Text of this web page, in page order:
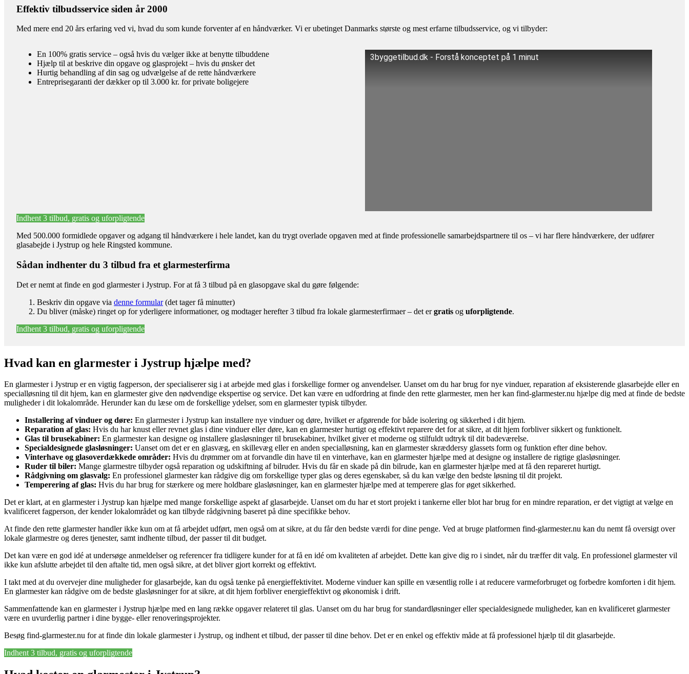
Effektiv tilbudsservice siden år 2000
Med mere end 20 års erfaring ved vi, hvad du som kunde forventer af en håndværker. Vi er ubetinget Danmarks største og mest erfarne tilbudsservice, og vi tilbyder:
En 100% gratis service – også hvis du vælger ikke at benytte tilbuddene
Hjælp til at beskrive din opgave og glasprojekt – hvis du ønsker det
Hurtig behandling af din sag og udvælgelse af de rette håndværkere
Entreprisegaranti der dækker op til 3.000 kr. for private boligejere
3byggetilbud.dk - Forstå konceptet på 1 minut
Indhent 3 tilbud, gratis og uforpligtende
Med 500.000 formidlede opgaver og adgang til håndværkere i hele landet, kan du trygt overlade opgaven med at finde professionelle samarbejdspartnere til os – vi har flere håndværkere, der udfører
glasabejde i Jystrup og hele Ringsted kommune.
Sådan indhenter du 3 tilbud fra et glarmesterfirma
Det er nemt at finde en god glarmester i Jystrup. For at få 3 tilbud på en glasopgave skal du gøre følgende:
Beskriv din opgave via denne formular(det tager få minutter)
Du bliver (måske) ringet op for yderligere informationer, og modtager herefter 3 tilbud fra lokale glarmesterfirmaer – det ergratis og uforpligtende.
Indhent 3 tilbud, gratis og uforpligtende
Hvad kan en glarmester i Jystrup hjælpe med?
En glarmester i Jystrup er en vigtig fagperson, der specialiserer sig i at arbejde med glas i forskellige former og anvendelser. Uanset om du har brug for nye vinduer, reparation af eksisterende glasarbejde eller en
specialløsning til dit hjem, kan en glarmester give den nødvendige ekspertise og service. Det kan være en udfordring at finde den rette glarmester, men her kan find-glarmester.nu hjælpe dig med at finde de bedste
muligheder i dit lokalområde. Herunder kan du læse om de forskellige ydelser, som en glarmester typisk tilbyder.
Installering af vinduer og døre: En glarmester i Jystrup kan installere nye vinduer og døre, hvilket er afgørende for både isolering og sikkerhed i dit hjem.
Reparation af glas: Hvis du har knust eller revnet glas i dine vinduer eller døre, kan en glarmester hurtigt og effektivt reparere det for at sikre, at dit hjem forbliver sikkert og funktionelt.
Glas til brusekabiner: En glarmester kan designe og installere glasløsninger til brusekabiner, hvilket giver et moderne og stilfuldt udtryk til dit badeværelse.
Specialdesignede glasløsninger: Uanset om det er en glasvæg, en skillevæg eller en anden specialløsning, kan en glarmester skræddersy glassets form og funktion efter dine behov.
Vinterhave og glasoverdækkede områder: Hvis du drømmer om at forvandle din have til en vinterhave, kan en glarmester hjælpe med at designe og installere de rigtige glasløsninger.
Ruder til biler: Mange glarmestre tilbyder også reparation og udskiftning af bilruder. Hvis du får en skade på din bilrude, kan en glarmester hjælpe med at få den repareret hurtigt.
Rådgivning om glasvalg: En professionel glarmester kan rådgive dig om forskellige typer glas og deres egenskaber, så du kan vælge den bedste løsning til dit projekt.
Temperering af glas: Hvis du har brug for stærkere og mere holdbare glasløsninger, kan en glarmester hjælpe med at temperere glas for øget sikkerhed.
Det er klart, at en glarmester i Jystrup kan hjælpe med mange forskellige aspekt af glasarbejde. Uanset om du har et stort projekt i tankerne eller blot har brug for en mindre reparation, er det vigtigt at vælge en
kvalificeret fagperson, der kender lokalområdet og kan tilbyde rådgivning baseret på dine specifikke behov.
At finde den rette glarmester handler ikke kun om at få arbejdet udført, men også om at sikre, at du får den bedste værdi for dine penge. Ved at bruge platformen find-glarmester.nu kan du nemt få oversigt over
lokale glarmestre og deres tjenester, samt indhente tilbud, der passer til dit budget.
Det kan være en god idé at undersøge anmeldelser og referencer fra tidligere kunder for at få en idé om kvaliteten af arbejdet. Dette kan give dig ro i sindet, når du træffer dit valg. En professionel glarmester vil
ikke kun afslutte arbejdet til den aftalte tid, men også sikre, at det bliver gjort korrekt og effektivt.
I takt med at du overvejer dine muligheder for glasarbejde, kan du også tænke på energieffektivitet. Moderne vinduer kan spille en væsentlig rolle i at reducere varmeforbruget og forbedre komforten i dit hjem.
En glarmester kan rådgive om de bedste glasløsninger for at sikre, at dit hjem forbliver energieffektivt og økonomisk i drift.
Sammenfattende kan en glarmester i Jystrup hjælpe med en lang række opgaver relateret til glas. Uanset om du har brug for standardløsninger eller specialdesignede muligheder, kan en kvalificeret glarmester
være en uvurderlig partner i dine bygge- eller renoveringsprojekter.
Besøg find-glarmester.nu for at finde din lokale glarmester i Jystrup, og indhent et tilbud, der passer til dine behov. Det er en enkel og effektiv måde at få professionel hjælp til dit glasarbejde.
Indhent 3 tilbud, gratis og uforpligtende